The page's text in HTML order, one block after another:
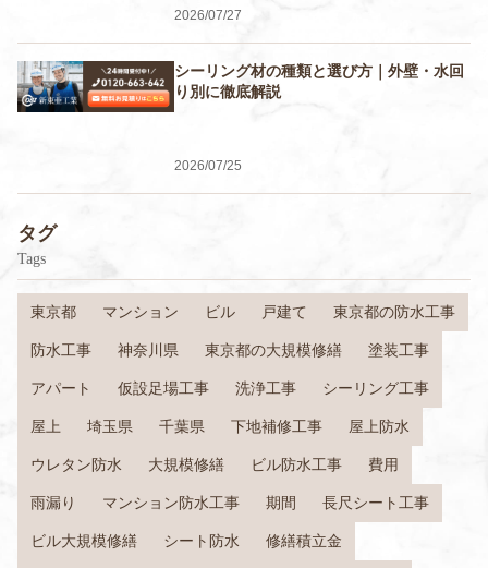
2026/07/27
シーリング材の種類と選び方｜外壁・水回
り別に徹底解説
2026/07/25
タグ
Tags
東京都 マンション ビル 戸建て 東京都の防水工事
防水工事 神奈川県 東京都の大規模修繕 塗装工事
アパート 仮設足場工事 洗浄工事 シーリング工事
屋上 埼玉県 千葉県 下地補修工事 屋上防水
ウレタン防水 大規模修繕 ビル防水工事 費用
雨漏り マンション防水工事 期間 長尺シート工事
ビル大規模修繕 シート防水 修繕積立金